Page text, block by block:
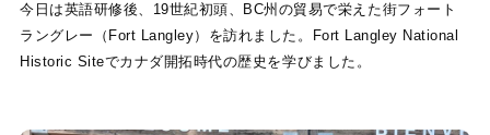
今日は英語研修後、19世紀初頭、BC州の貿易で栄えた街フォート
ラングレー（Fort Langley）を訪れました。Fort Langley National
Historic Siteでカナダ開拓時代の歴史を学びました。